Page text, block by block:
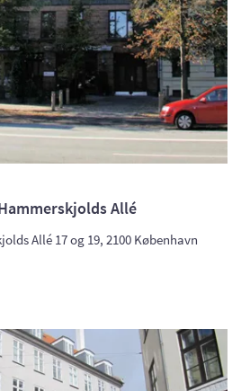
Allé
Allé 17 og 19, 2100 København